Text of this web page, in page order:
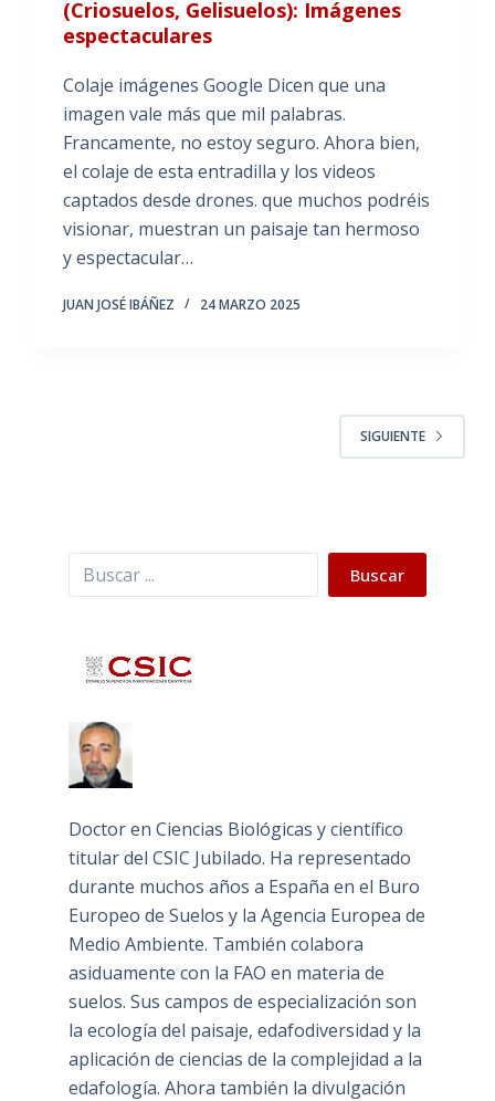
(Criosuelos, Gelisuelos): Imágenes
espectaculares
Colaje imágenes Google Dicen que una
imagen vale más que mil palabras.
Francamente, no estoy seguro. Ahora bien,
el colaje de esta entradilla y los videos
captados desde drones. que muchos podréis
visionar, muestran un paisaje tan hermoso
y espectacular…
JUAN JOSÉ IBÁÑEZ 24 MARZO 2025
SIGUIENTE
Buscar Buscar
Doctor en Ciencias Biológicas y científico
titular del CSIC Jubilado. Ha representado
durante muchos años a España en el Buro
Europeo de Suelos y la Agencia Europea de
Medio Ambiente. También colabora
asiduamente con la FAO en materia de
suelos. Sus campos de especialización son
la ecología del paisaje, edafodiversidad y la
aplicación de ciencias de la complejidad a la
edafología. Ahora también la divulgación